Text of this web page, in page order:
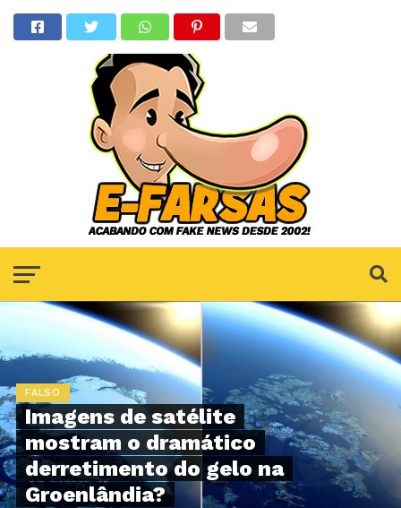
FALSO
Imagens de satélite
mostram o dramático
derretimento do gelo na
Groenlândia?